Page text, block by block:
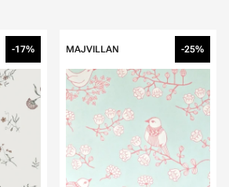
-17% MAJVILLAN -25%